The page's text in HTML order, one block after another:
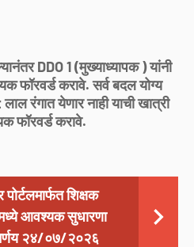
DDO 1 (मुख्याध्यापक ) यांनी
फॉरवर्ड करावे. सर्व बदल योग्य
रंगात येणार नाही याची खात्री
फॉरवर्ड करावे.
पोर्टलमार्फत शिक्षक
आवश्यक सुधारणा
२४/०७/२०२६